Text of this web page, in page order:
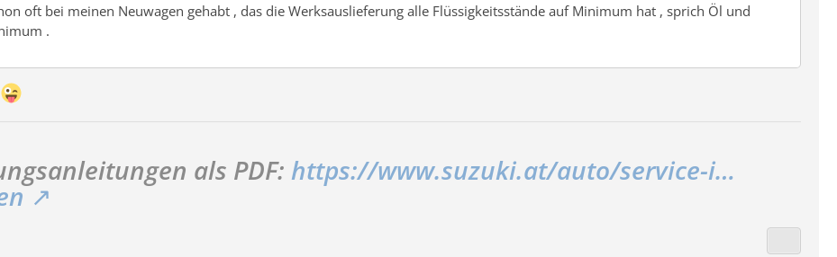
oft bei meinen Neuwagen gehabt , das die Werksauslieferung alle Flüssigkeitsstände auf Minimum hat , sprich Öl und
.
als PDF: https://www.suzuki.at/auto/service-i…